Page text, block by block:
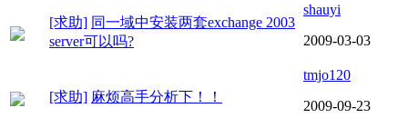
[求助] 同一域中安装两套exchange 2003
server可以吗?
shauyi
2009-03-03
[求助] 麻烦高手分析下！！
tmjo120
2009-09-23